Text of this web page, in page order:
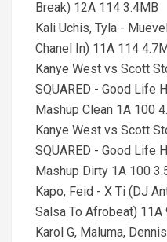
Break) 12A 114 3.4MB
Kali Uchis, Tyla -
Chanel In) 11A 114
Kanye West vs Scott
SQUARED - Good Life
Mashup Clean 1A 100
Kanye West vs Scott
SQUARED - Good Life
Mashup Dirty 1A 100
Kapo, Feid - X Ti (DJ
Salsa To Afrobeat) 11A
Karol G, Maluma,